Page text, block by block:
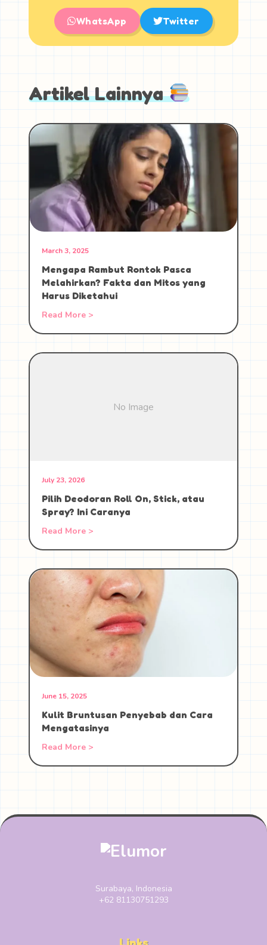
WhatsApp Twitter
Artikel Lainnya
March 3, 2025
Mengapa Rambut Rontok Pasca
Melahirkan? Fakta dan Mitos yang
Harus Diketahui
Read More >
No Image
July 23, 2026
Pilih Deodoran Roll On, Stick, atau
Spray? Ini Caranya
Read More >
June 15, 2025
Kulit Bruntusan Penyebab dan Cara
Mengatasinya
Read More >
Surabaya, Indonesia
+62 81130751293